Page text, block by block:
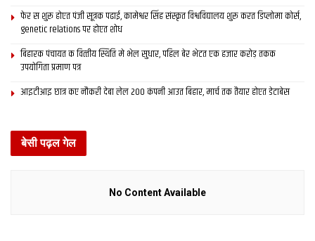
फेर स शुरू होएत पंजी सूत्रक पढाई, कामेश्वर सिंह संस्कृत विश्वविद्यालय शुरू करत डिप्लोमा कोर्स,
genetic relations पर होएत शोध
बिहारक पंचायत क वित्‍तीय स्थिति मे भेल सुधार, पहिल बेर भेटत एक हजार करोड़ तकक
उपयोगिता प्रमाण पत्र
आइटीआइ छात्र कए नौकरी देबा लेल 200 कंपनी आउत बिहार, मार्च तक तैयार होएत डेटाबेस
बेसी पढ़ल गेल
No Content Available